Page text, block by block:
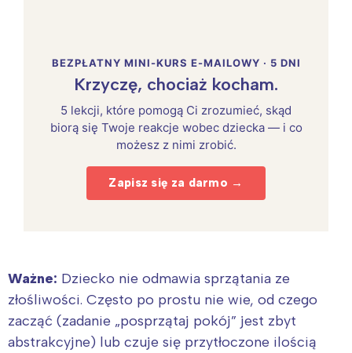
BEZPŁATNY MINI-KURS E-MAILOWY · 5 DNI
Krzyczę, chociaż kocham.
5 lekcji, które pomogą Ci zrozumieć, skąd
biorą się Twoje reakcje wobec dziecka — i co
możesz z nimi zrobić.
Zapisz się za darmo →
Ważne: Dziecko nie odmawia sprzątania ze
złośliwości. Często po prostu nie wie, od czego
zacząć (zadanie „posprzątaj pokój” jest zbyt
abstrakcyjne) lub czuje się przytłoczone ilością